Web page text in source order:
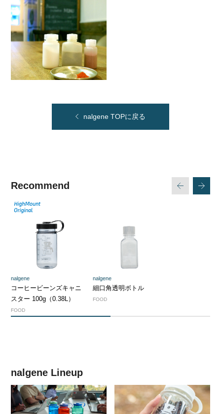
nalgene TOPに戻る
Recommend
nalgene
コーヒービーンズキャニ
スター 100g（0.38L）
FOOD
nalgene
細口角透明ボトル
FOOD
1 2
nalgene Lineup